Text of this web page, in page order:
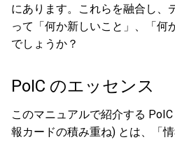
にあります。これらを融合し、
って「何か新しいこと」、「何
でしょうか？
PoIC のエッセンス
このマニュアルで紹介する
報カードの積み重ね) とは、「